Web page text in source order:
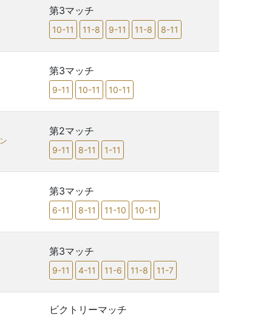
第3マッチ
10-11 11-8 9-11 11-8 8-11
第3マッチ
9-11 10-11 10-11
第2マッチ
9-11 8-11 1-11
第3マッチ
6-11 8-11 11-10 10-11
第3マッチ
9-11 4-11 11-6 11-8 11-7
ビクトリーマッチ